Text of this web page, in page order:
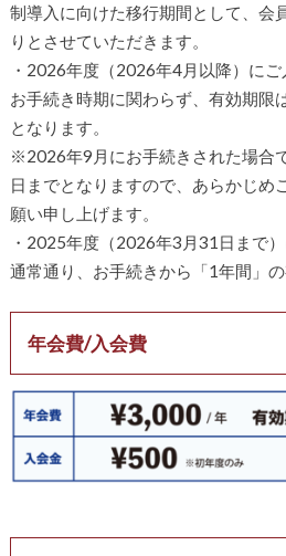
制導入に向けた移行期間として、会
りとさせていただきます。
・2026年度（2026年4月以降）に
お手続き時期に関わらず、有効期
となります。
※2026年9月にお手続きされた場合
日までとなりますので、あらかじめ
願い申し上げます。
・2025年度（2026年3月31日まで
通常通り、お手続きから「1年間」の
年会費/入会費